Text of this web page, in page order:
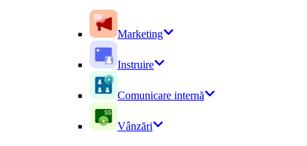
Marketing
Instruire
Comunicare internă
Vânzări